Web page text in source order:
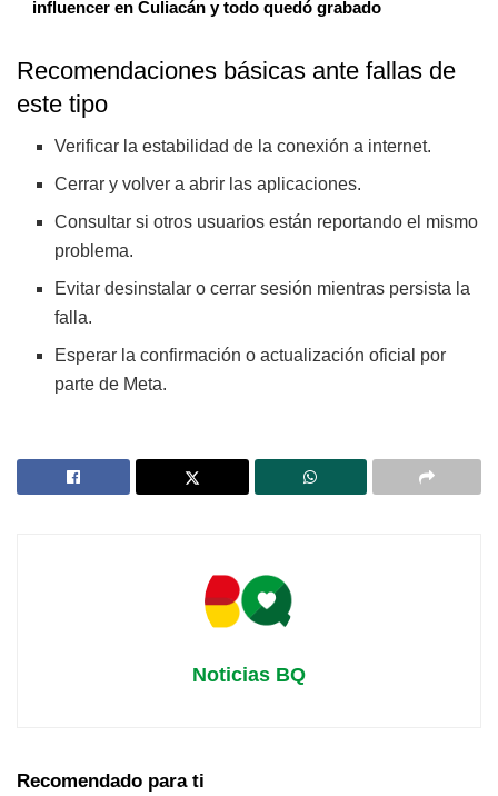
influencer en Culiacán y todo quedó grabado
Recomendaciones básicas ante fallas de
este tipo
Verificar la estabilidad de la conexión a internet.
Cerrar y volver a abrir las aplicaciones.
Consultar si otros usuarios están reportando el mismo
problema.
Evitar desinstalar o cerrar sesión mientras persista la
falla.
Esperar la confirmación o actualización oficial por
parte de Meta.
Noticias BQ
Recomendado para ti